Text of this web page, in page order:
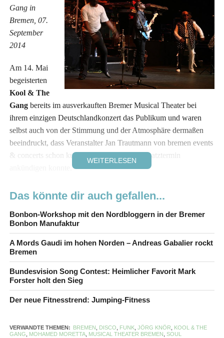
Gang in
Bremen, 07.
September
2014
Am 14. Mai
begeisterten
Kool & The
Gangbereits im ausverkauften Bremer Musical Theater bei
ihrem einzigen Deutschlandkonzert das Publikum und waren
selbst auch von der Stimmung und der Atmosphäre dermaßen
beeindruckt, dass Veranstalter Jan Trautmann von bremen events
& concerts schon kurze Zeit später einen Zusatztermin
Am vergangenen Sonntag war es dann endlich so weit.
als Überraschungsgast das
Warm-Up für die US-Band übernommen und mit seinen
Stimmenimitationen von Desirée Nick, Roberto Blanco, Angela
Merkel oder auch Udo Lindenberg die Menge zum Lachen
gebracht hatte, gab die Band rund um die Brüder Ronald und
eine mitreißende Bühnenshow vor ausverkauftem Haus.
Bereits nach den ersten Tönen riss es die ersten Zuschauer von
großartig änderte. Mit Glitzer-Disco-Outfits spielten, sangen und
WEITERLESEN
Das könnte dir auch gefallen...
Bonbon-Workshop mit den Nordbloggern in der Bremer
Bonbon Manufaktur
A Mords Gaudi im hohen Norden – Andreas Gabalier rockt
Bremen
Bundesvision Song Contest: Heimlicher Favorit Mark
Forster holt den Sieg
Der neue Fitnesstrend: Jumping-Fitness
VERWANDTE THEMEN: BREMEN DISCO FUNK, JÖRG KNÖR
KOOL & THE
GANG
MOHAMED MORETTA, MUSICAL THEATER BREMEN SOUL